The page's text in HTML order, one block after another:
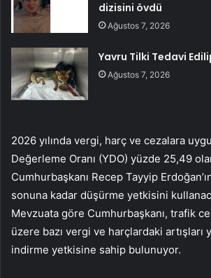
dizisini övdü
Ağustos 7, 2026
Yavru Tilki Tedavi
Ağustos 7, 2026
2026 yılında vergi, harç ve cezalara
Değerleme Oranı (YDO) yüzde 25,49
Cumhurbaşkanı Recep Tayyip
sonuna kadar düşürme yetkisini
Mevzuata göre Cumhurbaşkanı, trafik
üzere bazı vergi ve harçlardaki artışları
indirme yetkisine sahip bulunuyor.